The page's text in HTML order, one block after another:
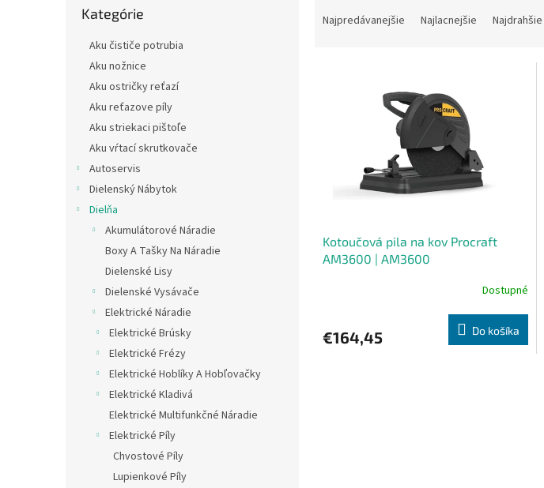
kategórie
Kategórie
Aku čističe potrubia
Aku nožnice
Aku ostričky reťazí
Aku reťazove píly
Aku striekaci pištoľe
Aku vŕtací skrutkovače
Autoservis
Dielenský Nábytok
Dielňa
Akumulátorové Náradie
Boxy A Tašky Na Náradie
Dielenské Lisy
Dielenské Vysávače
Elektrické Náradie
Elektrické Brúsky
Elektrické Frézy
Elektrické Hoblíky A Hobľovačky
Elektrické Kladivá
Elektrické Multifunkčné Náradie
Elektrické Píly
Chvostové Píly
Lupienkové Píly
Najpredávanejšie Najlacnejšie Najdrahšie
Kotoučová pila na kov Procraft
AM3600 | AM3600
Dostupné
€164,45 Do košíka